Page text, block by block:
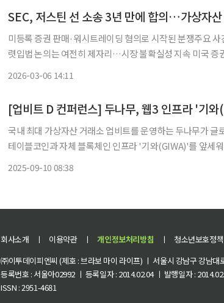
미등록 증권 판매·워시트레이딩 혐의로 시작된 분쟁주요
렷입법 논의는 여전히 제자리…시장 불확실성 지속 미국 증권거래위원회(SEC)가 가상자산
2026-03-06 14:11
[업비트 D 컨퍼런스] 두나무, 웹3 인프라 '기
국내 최대 가상자산 거래소 업비트를 운영하는 두나무가 글
테이블코인과 자체 블록체인 인프라 '기와(GIWA)'를 앞세
2025-09-10 08:38
회사소개 ㅣ 이용약관 ㅣ 개인정보처리방침 ㅣ 청소년보호정책
㈜이투데이피엔씨 (제호 : 브라보 마이 라이프) ㅣ 서울시 강남구 강남
등록번호 : 서울아02992 ㅣ 등록일자 : 2014.02.04 ㅣ 발행일자 :
ISSN : 2951-4681